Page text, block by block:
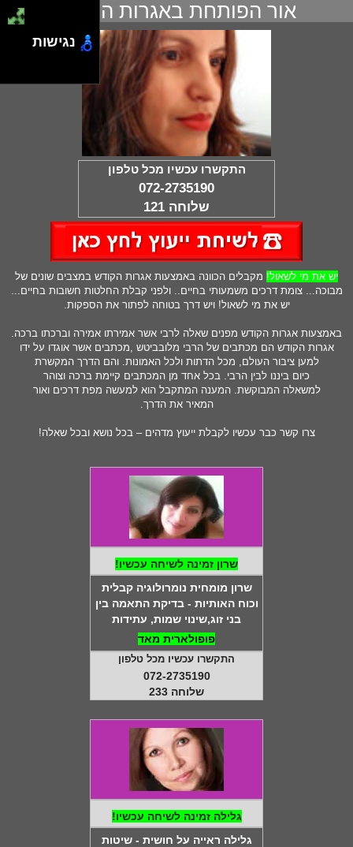
אור הפותחת באגרות הקודש
התקשרו עכשיו מכל טלפון
072-2735190
שלוחה 121
יש את מי לשאול! מקבלים הכוונה באמצעות אגרות הקודש במצבים שונים של
מבוכה... צומת דרכים משמעותי בחיים.. ולפני קבלת החלטות חשובות בחיים...
יש את מי לשאול! ויש דרך בטוחה לפתור את הספקות.
באמצעות אגרות הקודש מפנים שאלה לרבי אשר אמירתו אמירה וברכתו ברכה.
אגרות הקודש הם מכתבים של הרבי מלובביטש ,מכתבים אשר אוגדו על ידו
למען ציבור העולם, מכל הדתות ולכל האמונות. והם הדרך המקשרת
כיום ביננו לבין הרבי. בכל אחד מן המכתבים קיימת ברכה וצוהר
למשאלה המבוקשת. המענה המתקבל הוא למעשה מפת דרכים ואור
המאיר את הדרך.
צרו קשר כבר עכשיו לקבלת ייעוץ מדהים – בכל נושא ובכל שאלה!
שרון זמינה לשיחה עכשיו!
שרון מומחית נומרולוגיה קבלית
וכוח האותיות - בדיקת התאמה בין
בני זוג,שינוי שמות, עתידות
פופולארית מאד
התקשרו עכשיו מכל טלפון
072-2735190
שלוחה 233
גלילה זמינה לשיחה עכשיו!
גלילה ראייה על חושית - שיטות
נגישות